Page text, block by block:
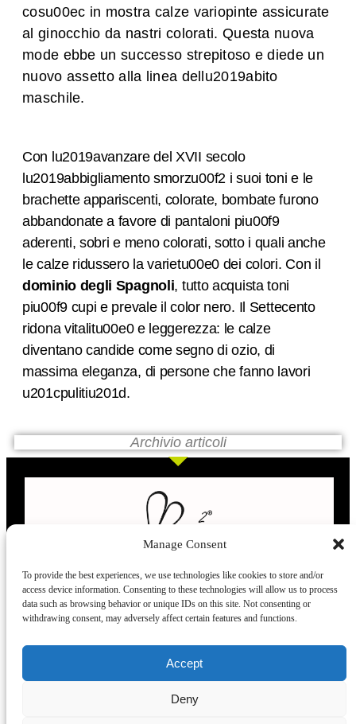
Manage Consent
To provide the best experiences, we use technologies like cookies to store and/or
access device information. Consenting to these technologies will allow us to process
data such as browsing behavior or unique IDs on this site. Not consenting or
withdrawing consent, may adversely affect certain features and functions.
Accept
Deny
cosu00ec in mostra calze variopinte assicurate
al ginocchio da nastri colorati. Questa nuova
mode ebbe un successo strepitoso e diede un
nuovo assetto alla linea dellu2019abito
maschile.
Con lu2019avanzare del XVII secolo
lu2019abbigliamento smorzu00f2 i suoi toni e le
brachette appariscenti, colorate, bombate furono
abbandonate a favore di pantaloni piu00f9
aderenti, sobri e meno colorati, sotto i quali anche
le calze ridussero la varietu00e0 dei colori. Con il
dominio degli Spagnoli, tutto acquista toni
piu00f9 cupi e prevale il color nero. Il Settecento
ridona vitalitu00e0 e leggerezza: le calze
diventano candide come segno di ozio, di
massima eleganza, di persone che fanno lavori
u201cpulitiu201d.
Archivio articoli
L’evoluzione delle calze
misure
Chi siamo
Chi siamo